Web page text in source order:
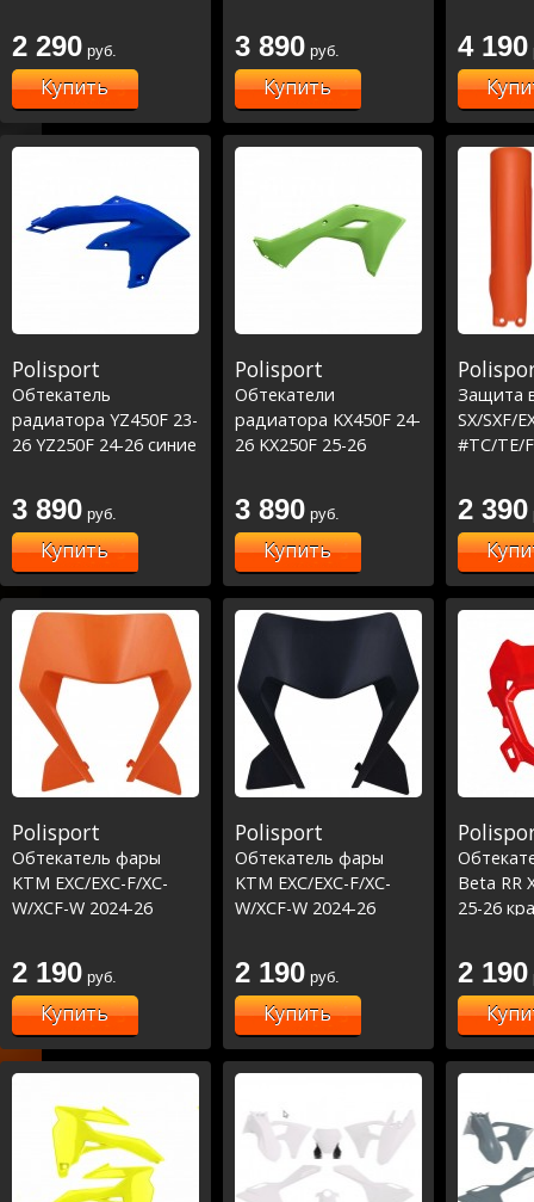
2 290 руб.
Купить
3 890 руб.
Купить
4 190
Polisport
Обтекатель
радиатора YZ450F 23-
26 YZ250F 24-26 синие
3 890 руб.
Купить
Polisport
Обтекатели
радиатора KX450F 24-
26 KX250F 25-26
3 890 руб.
Купить
Защита
SX/SXF/
#TC/TE/
2 390
Polisport
Обтекатель фары
KTM EXC/EXC-F/XC-
W/XCF-W 2024-26
2 190 руб.
Купить
Polisport
Обтекатель фары
KTM EXC/EXC-F/XC-
W/XCF-W 2024-26
2 190 руб.
Купить
Beta RR
25-26
2 190